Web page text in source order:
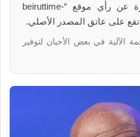
هذا المقال لا تعبر بالضرورة عن رأي موقع “beiruttime-
الآلية في بعض الأحيان لتوفير